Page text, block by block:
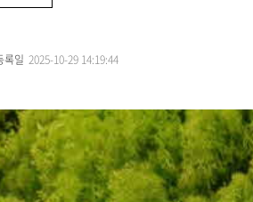
록일 2025-10-29 14:19:44